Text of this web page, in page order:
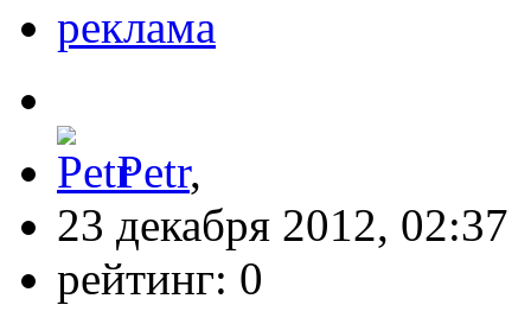
реклама
Petr,
23 декабря 2012, 02:37
рейтинг: 0